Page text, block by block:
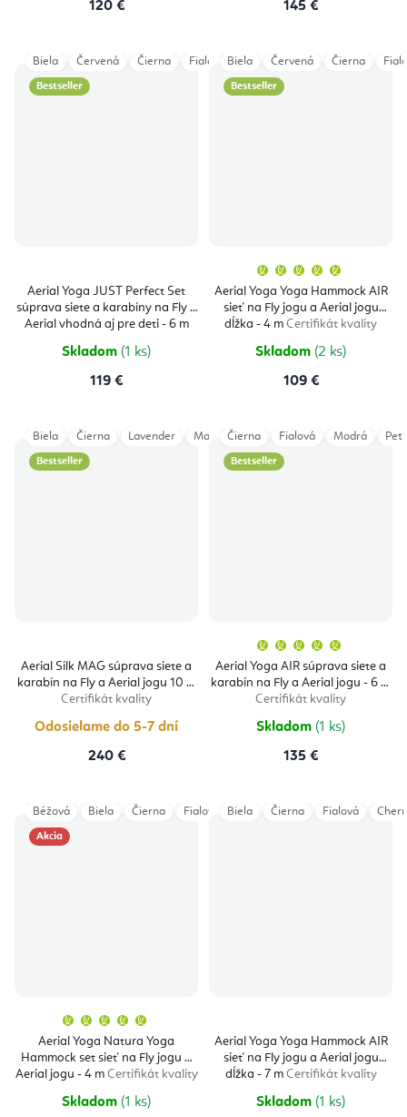
120 € 145 €
Bestseller
Aerial Yoga JUST Perfect Set
súprava siete a karabíny na Fly a
Aerial vhodná aj pre deti - 6 m
Skladom (1 ks)
119 €
Biela Červená Čierna Fialová Magenta Modrá
Bestseller
Aerial Yoga Yoga Hammock AIR
sieť na Fly jogu a Aerial jogu
dĺžka - 4 m Certifikát kvality
produktu
je
5,0
z
5
Skladom (2 ks)
109 €
Biela Červená Čierna
Bestseller
Aerial Silk MAG súprava siete a
karabín na Fly a Aerial jogu 10 m
Certifikát kvality
Odosielame do 5-7 dní
240 €
Biela Čierna Lavender Magenta Tmavomodrá Zelená
Bestseller
Aerial Yoga AIR súprava siete a
karabín na Fly a Aerial jogu - 6 m
Certifikát kvality
produktu
je
5,0
z
Skladom (1 ks)
135 €
Čierna Fialová Modrá
Akcia
Aerial Yoga Natura Yoga
Hammock set sieť na Fly jogu a
Aerial jogu - 4 m Certifikát kvality
produktu
je
5,0
z
5
Skladom (1 ks)
Béžová Biela Čierna Fialová Modrá Navy Vínová
Aerial Yoga Yoga Hammock AIR
sieť na Fly jogu a Aerial jogu
dĺžka - 7 m Certifikát kvality
Skladom (1 ks)
Biela Čierna Fialová